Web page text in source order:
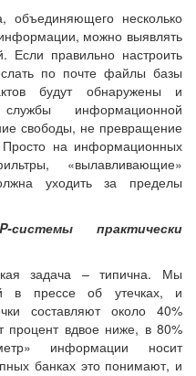
объединяющего несколько
можно выявлять
Если правильно настроить
по почте файлы базы
будут обнаружены и
информационной
свободы, не превращение
на информационных
«вылавливающие»
уходить за пределы
практически
задача – типична. Мы
в прессе об утечках, и
составляют около 40%
процент вдвое ниже, в 80%
информации носит
банках это понимают, и